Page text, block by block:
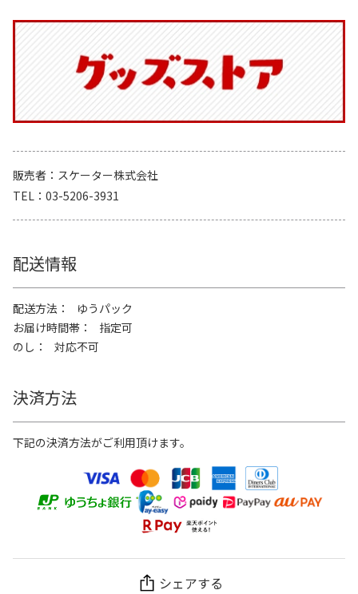
販売者
スケーター株式会社
TEL
03-5206-3931
配送情報
配送方法
ゆうパック
お届け時間帯
指定可
のし
対応不可
決済方法
下記の決済方法がご利用頂けます。
シェアする